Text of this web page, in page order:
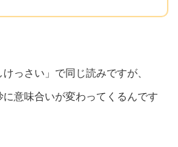
っさい」で同じ読みですが、
意味合いが変わってくるんです